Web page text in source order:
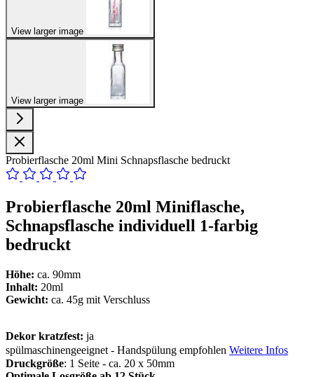
View larger image
View larger image
Probierflasche 20ml Mini Schnapsflasche bedruckt
Probierflasche 20ml Miniflasche,
Schnapsflasche individuell 1-farbig
bedruckt
Höhe: ca. 90mm
Inhalt: 20ml
Gewicht: ca. 45g mit Verschluss
Dekor kratzfest: ja
spülmaschinengeeignet - Handspülung empfohlen Weitere Infos
Druckgröße: 1 Seite - ca. 20 x 50mm